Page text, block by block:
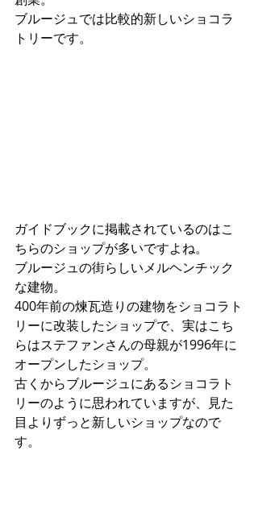
ブルージュでは比較的新しいショコラ
トリーです。
ガイドブックに掲載されているのはこ
ちらのショップが多いですよね。
ブルージュの街らしいメルヘンチック
な建物。
400年前の煉瓦造りの建物をショコラト
リーに改装したショップで、実はこち
らはステファンさんの母親が1996年に
オープンしたショップ。
古くからブルージュにあるショコラト
リーのように思われていますが、見た
目よりずっと新しいショップなので
す。